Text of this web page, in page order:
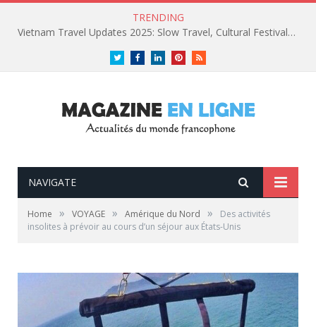
TRENDING
Vietnam Travel Updates 2025: Slow Travel, Cultural Festivals, and Luxury Retreats
TwitterFacebookLinkedInPinterestRSS
NAVIGATE
Home » VOYAGE » Amérique du Nord »
Des activités
insolites à prévoir au cours d’un séjour aux États-Unis